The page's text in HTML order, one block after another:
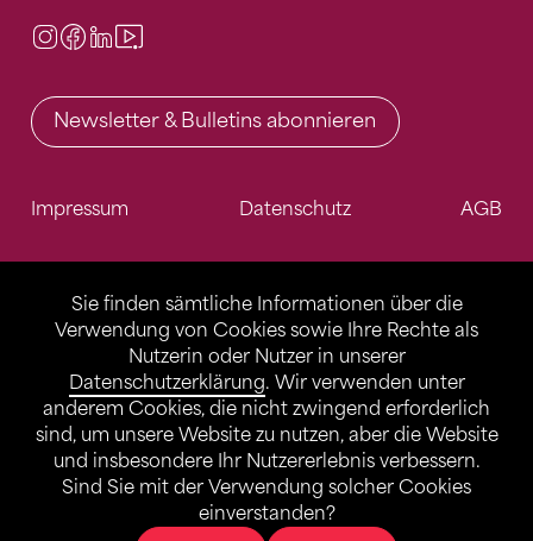
Sie finden sämtliche Informationen über die
Verwendung von Cookies sowie Ihre Rechte als
Nutzerin oder Nutzer in unserer
Datenschutzerklärung. Wir verwenden unter
anderem Cookies, die nicht zwingend erforderlich
sind, um unsere Website zu nutzen, aber die Website
und insbesondere Ihr Nutzererlebnis verbessern.
Sind Sie mit der Verwendung solcher Cookies
einverstanden?
Instagram
Facebook
LinkedIn
Newsletter & Bulletins abonnieren
Impressum Datenschutz AGB